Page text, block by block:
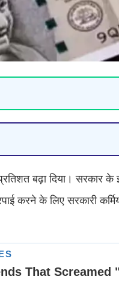
बढ़ा दिया। सरकार
करने के लिए सरकारी